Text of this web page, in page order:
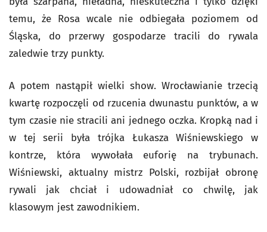
temu, że Rosa wcale nie odbiegała poziomem od
Śląska, do przerwy gospodarze tracili do rywala
zaledwie trzy punkty.
A potem nastąpił wielki show. Wrocławianie trzecią
kwartę rozpoczęli od rzucenia dwunastu punktów, a w
tym czasie nie stracili ani jednego oczka. Kropką nad i
w tej serii była trójka Łukasza Wiśniewskiego w
kontrze, która wywołała euforię na trybunach.
Wiśniewski, aktualny mistrz Polski, rozbijał obronę
rywali jak chciał i udowadniał co chwilę, jak
klasowym jest zawodnikiem.